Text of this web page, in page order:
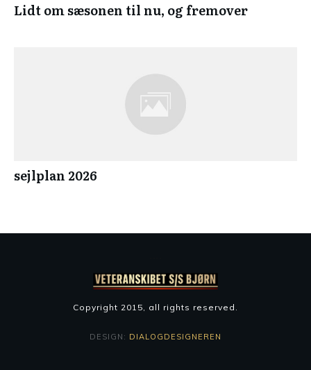
Lidt om sæsonen til nu, og fremover
sejlplan 2026
Copyright 2015, all rights reserved.
DESIGN: DIALOGDESIGNEREN